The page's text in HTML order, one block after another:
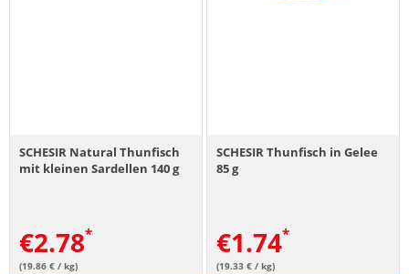
SCHESIR Natural Thunfisch
mit kleinen Sardellen 140 g
€2.78
(19.86 € / kg)
SCHESIR Thunfisch in Gelee
85 g
€1.74
(19.33 € / kg)